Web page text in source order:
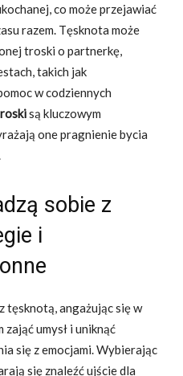
co może przejawiać
razem. Tęsknota może
troski o partnerkę,
takich jak
w codziennych
są kluczowym
one pragnienie bycia
sobie z
i
tęsknotą, angażując się w
umysł i uniknąć
się z emocjami. Wybierając
się znaleźć ujście dla